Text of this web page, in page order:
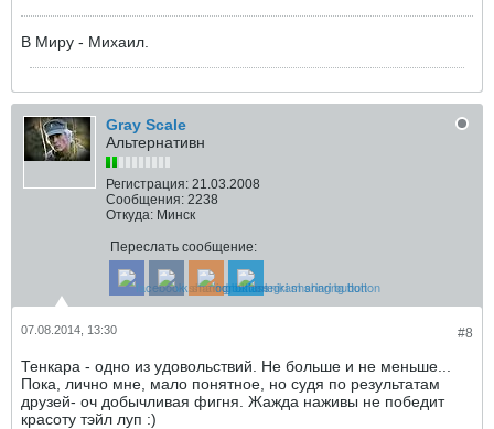
В Миру - Михаил.
Gray Scale
Альтернативн
Регистрация: 21.03.2008
Сообщения: 2238
Откуда: Минск
Переслать сообщение:
#8
07.08.2014, 13:30
Тенкара - одно из удовольствий. Не больше и не меньше...
Пока, лично мне, мало понятное, но судя по результатам
друзей- оч добычливая фигня. Жажда наживы не победит
красоту тэйл луп :)